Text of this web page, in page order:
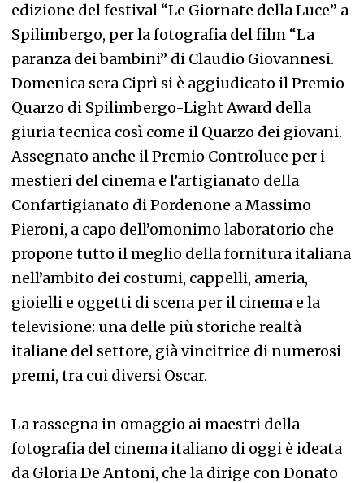
edizione del festival “Le Giornate della Luce” a
Spilimbergo, per la fotografia del film “La
paranza dei bambini” di Claudio Giovannesi.
Domenica sera Ciprì si è aggiudicato il Premio
Quarzo di Spilimbergo-Light Award della
giuria tecnica così come il Quarzo dei giovani.
Assegnato anche il Premio Controluce per i
mestieri del cinema e l’artigianato della
Confartigianato di Pordenone a Massimo
Pieroni, a capo dell’omonimo laboratorio che
propone tutto il meglio della fornitura italiana
nell’ambito dei costumi, cappelli, ameria,
gioielli e oggetti di scena per il cinema e la
televisione: una delle più storiche realtà
italiane del settore, già vincitrice di numerosi
premi, tra cui diversi Oscar.
La rassegna in omaggio ai maestri della
fotografia del cinema italiano di oggi è ideata
da Gloria De Antoni, che la dirige con Donato